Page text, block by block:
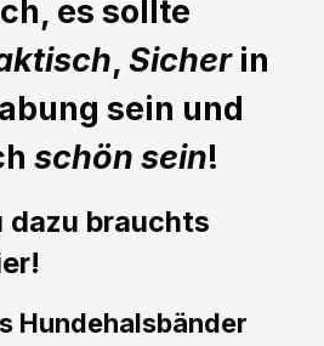
es sollte
, Sicherin
sein und
schön sein!
dazu brauchts
Hundehalsbänder